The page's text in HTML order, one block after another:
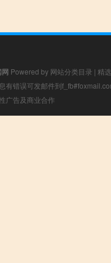
Powered by 网站分类目录 | 精
有错误可发邮件到
广告及商业合作